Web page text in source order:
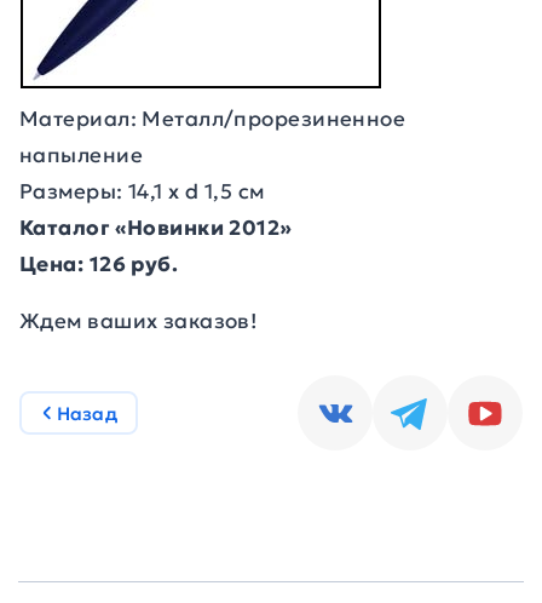
Материал: Металл/прорезиненное
напыление
Размеры: 14,1 х d 1,5 см
Каталог «Новинки 2012»
Цена: 126 руб.
Ждем ваших заказов!
Назад